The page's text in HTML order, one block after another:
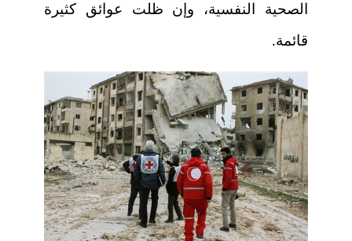
الصحية النفسية، وإن ظلت عوائق كثيرة
قائمة.